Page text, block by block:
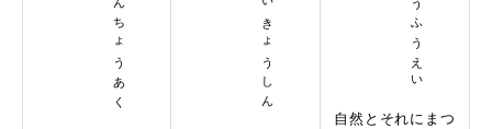
自然とそれにまつ